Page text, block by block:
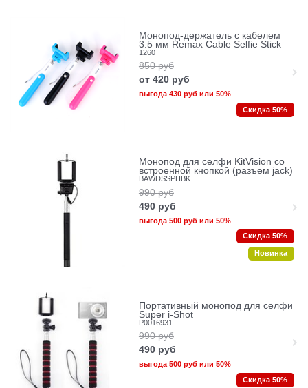
Монопод-держатель c кабелем
3.5 мм Remax Cable Selfie Stick
1260
850 руб
от 420 руб
выгода 430 рубили 50%
Скидка 50%
Монопод для селфи KitVision со
встроенной кнопкой (разъем jack)
BAWDSSPHBK
990 руб
490 руб
выгода 500 рубили 50%
Скидка 50%
Новинка
Портативный монопод для селфи
Super i-Shot
P0016931
990 руб
490 руб
выгода 500 рубили 50%
Скидка 50%